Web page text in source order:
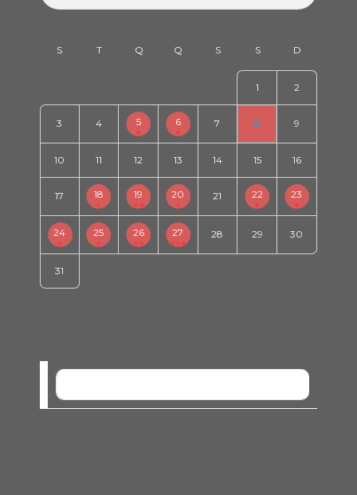
1 2
3 4 5 6 7 8 9
10 11 12 13 14 15 16
17 18 19 20 21 22 23
24 25 26 27 28 29 30
31